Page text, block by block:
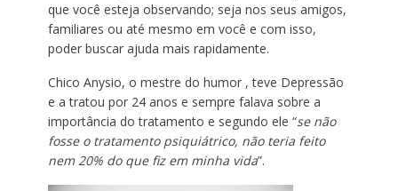
que você esteja observando; seja nos seus amigos,
familiares ou até mesmo em você e com isso,
poder buscar ajuda mais rapidamente.
Chico Anysio, o mestre do humor , teve Depressão
e a tratou por 24 anos e sempre falava sobre a
importância do tratamento e segundo ele “se não
fosse o tratamento psiquiátrico, não teria feito
nem 20% do que fiz em minha vida”.